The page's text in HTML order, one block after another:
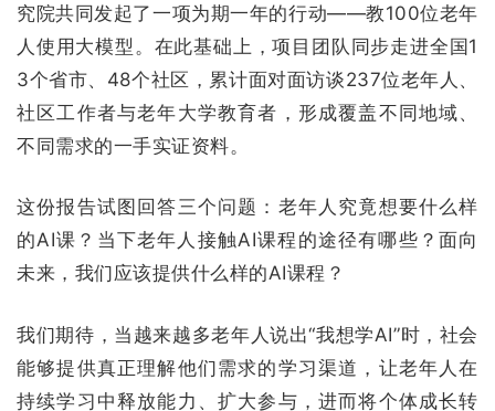
究院共同发起了一项为期一年的行动——教100位老年
人使用大模型。在此基础上，项目团队同步走进全国1
3个省市、48个社区，累计面对面访谈237位老年人、
社区工作者与老年大学教育者，形成覆盖不同地域、
不同需求的一手实证资料。
这份报告试图回答三个问题： 老年人究竟想要什么样
的AI课？当下老年人接触AI课程的途径有哪些？面向
未来，我们应该提供什么样的AI课程？
我们期待，当越来越多老年人说出“我想学AI”时，社会
能够提供真正理解他们需求的学习渠道，让老年人在
持续学习中释放能力、扩大参与，进而将个体成长转